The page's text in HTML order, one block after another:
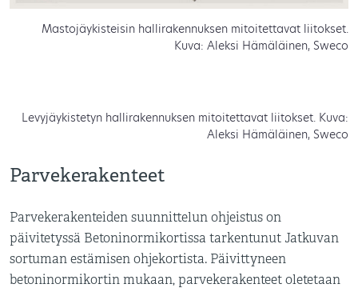
Mastojäykisteisin hallirakennuksen mitoitettavat liitokset.
Kuva: Aleksi Hämäläinen, Sweco
Levyjäykistetyn hallirakennuksen mitoitettavat liitokset. Kuva:
Aleksi Hämäläinen, Sweco
Parvekerakenteet
Parvekerakenteiden suunnittelun ohjeistus on
päivitetyssä Betoninormikortissa tarkentunut Jatkuvan
sortuman estämisen ohjekortista. Päivittyneen
betoninormikortin mukaan, parvekerakenteet oletetaan